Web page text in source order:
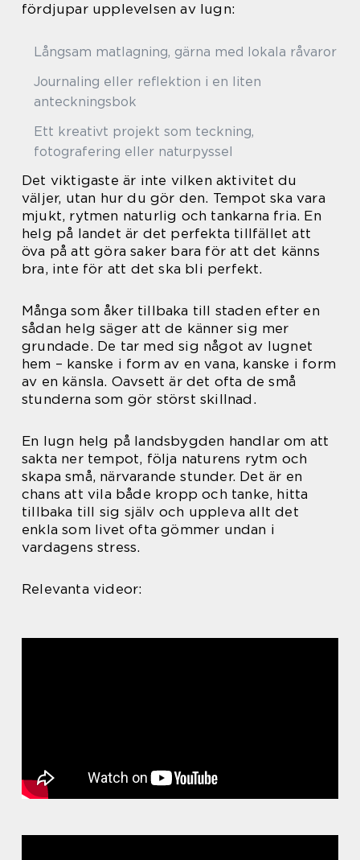
fördjupar upplevelsen av lugn:
Långsam matlagning, gärna med lokala råvaror
Journaling eller reflektion i en liten
anteckningsbok
Ett kreativt projekt som teckning,
fotografering eller naturpyssel
Det viktigaste är inte vilken aktivitet du
väljer, utan hur du gör den. Tempot ska vara
mjukt, rytmen naturlig och tankarna fria. En
helg på landet är det perfekta tillfället att
öva på att göra saker bara för att det känns
bra, inte för att det ska bli perfekt.
Många som åker tillbaka till staden efter en
sådan helg säger att de känner sig mer
grundade. De tar med sig något av lugnet
hem – kanske i form av en vana, kanske i form
av en känsla. Oavsett är det ofta de små
stunderna som gör störst skillnad.
En lugn helg på landsbygden handlar om att
sakta ner tempot, följa naturens rytm och
skapa små, närvarande stunder. Det är en
chans att vila både kropp och tanke, hitta
tillbaka till sig själv och uppleva allt det
enkla som livet ofta gömmer undan i
vardagens stress.
Relevanta videor: